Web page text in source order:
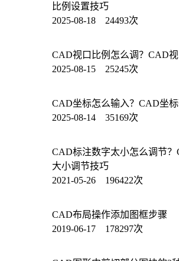
比例设置技巧
2025-08-18 24493次
CAD视口比例怎么调？CAD
2025-08-15 25245次
CAD坐标怎么输入？CAD坐
2025-08-14 35169次
CAD标注数字太小怎么调节
大小调节技巧
2021-05-26 196422次
CAD布局操作添加图框步骤
2019-06-17 178297次